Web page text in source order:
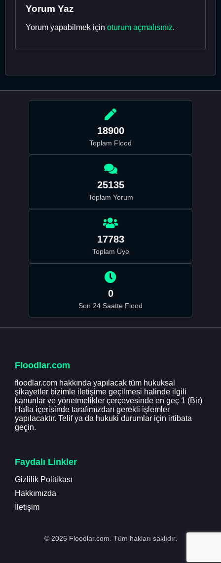
Yorum Yaz
Yorum yapabilmek için oturum açmalısınız.
18900
Toplam Flood
25135
Toplam Yorum
17783
Toplam Üye
0
Son 24 Saatte Flood
Floodlar.com
floodlar.com hakkında yapılacak tüm hukuksal
şikayetler bizimle iletişime geçilmesi halinde ilgili
kanunlar ve yönetmelikler çerçevesinde en geç 1 (Bir)
Hafta içerisinde tarafımızdan gerekli işlemler
yapılacaktır. Telif ya da hukuki durumlar için irtibata
geçin.
Faydalı Linkler
Gizlilik Politikası
Hakkımızda
İletişim
© 2026 Floodlar.com. Tüm hakları saklıdır.